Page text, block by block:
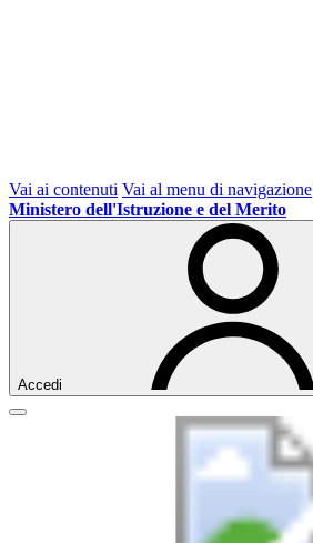
Vai ai contenuti Vai al menu di navigazione
Ministero dell'Istruzione e del Merito
Accedi